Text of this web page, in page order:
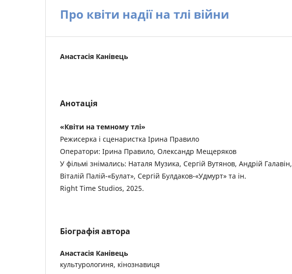
Про квіти надії на тлі війни
Анастасія Канівець
Анотація
«Квіти на темному тлі»
Режисерка і сценаристка Ірина Правило
Оператори: Ірина Правило, Олександр Мещеряков
У фільмі знімались: Наталя Музика, Сергій Вутянов, Андрій Галавін,
Віталій Палій-«Булат», Сергій Булдаков-«Удмурт» та ін.
Right Time Studios, 2025.
Біографія автора
Анастасія Канівець
культурологиня, кінознавиця